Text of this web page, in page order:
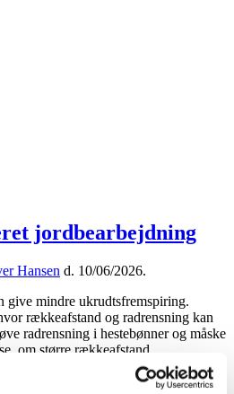
jordbearbejdning
Hansen d. 10/06/2026.
give mindre ukrudtsfremspiring.
rækkeafstand og radrensning kan
radrensning i hestebønner og måske
om større rækkeafstand...